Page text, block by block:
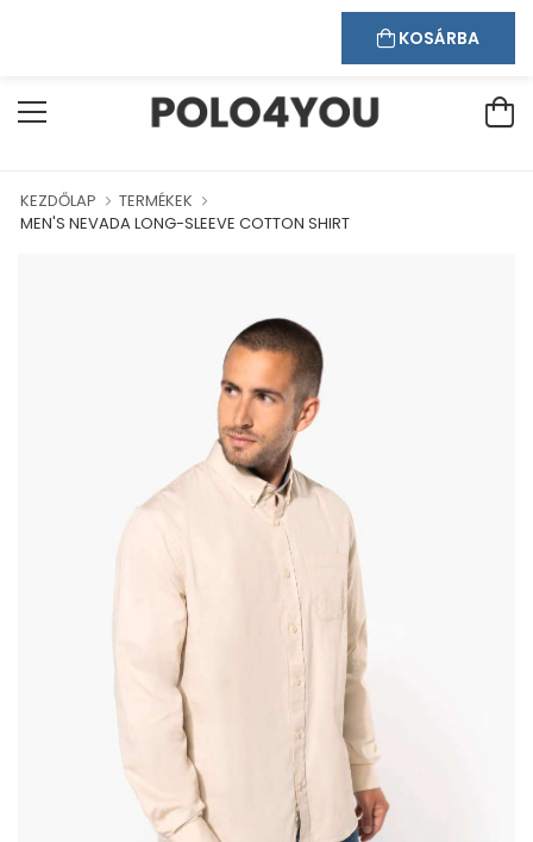
Bejelentkezés Regisztráció
KEZDŐLAP
TERMÉKEK
MEN'S NEVADA LONG-SLEEVE COTTON SHIRT
KOSÁRBA